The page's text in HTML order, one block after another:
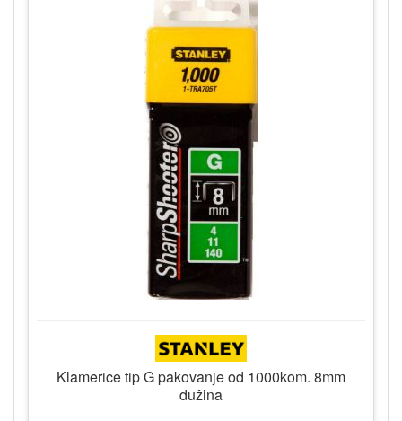
Klamerice tip G pakovanje od 1000kom. 8mm
dužina